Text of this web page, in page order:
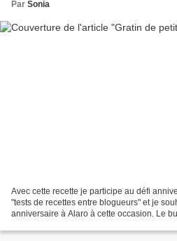
Par Sonia
Avec cette recette je participe au défi
"tests de recettes entre blogueurs" et je
anniversaire à Alaro à cette occasion. Le